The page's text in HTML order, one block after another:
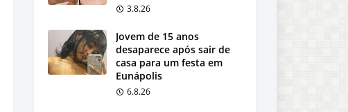
3.8.26
Jovem de 15 anos
desaparece após sair de
casa para um festa em
Eunápolis
6.8.26